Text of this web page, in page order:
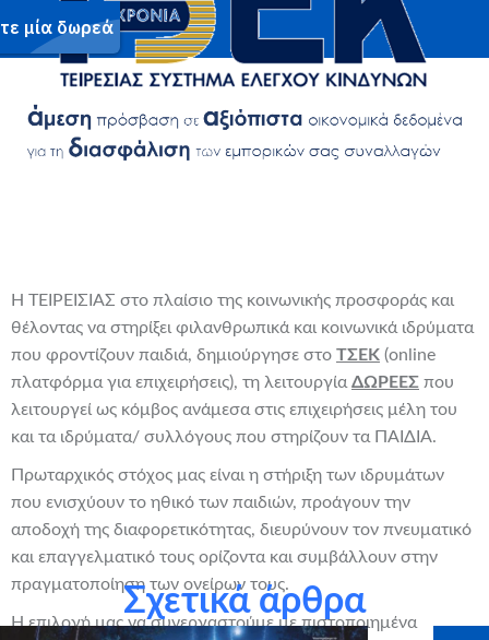
Η ΤΕΙΡΕΙΣΙΑΣ στο πλαίσιο της κοινωνικής προσφοράς και
θέλοντας να στηρίξει φιλανθρωπικά και κοινωνικά ιδρύματα
που φροντίζουν παιδιά, δημιούργησε στο ΤΣΕΚ (online
πλατφόρμα για επιχειρήσεις), τη λειτουργία ΔΩΡΕΕΣ που
λειτουργεί ως κόμβος ανάμεσα στις επιχειρήσεις μέλη του
και τα ιδρύματα/ συλλόγους που στηρίζουν τα ΠΑΙΔΙΑ.
Πρωταρχικός στόχος μας είναι η στήριξη των ιδρυμάτων
που ενισχύουν το ηθικό των παιδιών, προάγουν την
αποδοχή της διαφορετικότητας, διευρύνουν τον πνευματικό
και επαγγελματικό τους ορίζοντα και συμβάλλουν στην
πραγματοποίηση των ονείρων τους.
Η επιλογή μας να συνεργαστούμε με πιστοποιημένα
Σχετικά άρθρα